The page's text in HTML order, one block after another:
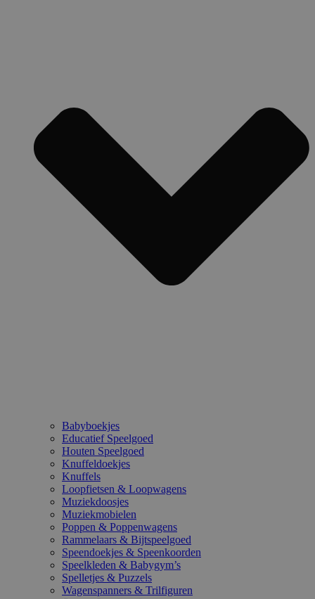
Babyboekjes
Educatief Speelgoed
Houten Speelgoed
Knuffeldoekjes
Knuffels
Loopfietsen & Loopwagens
Muziekdoosjes
Muziekmobielen
Poppen & Poppenwagens
Rammelaars & Bijtspeelgoed
Speendoekjes & Speenkoorden
Speelkleden & Babygym’s
Spelletjes & Puzzels
Wagenspanners & Trilfiguren